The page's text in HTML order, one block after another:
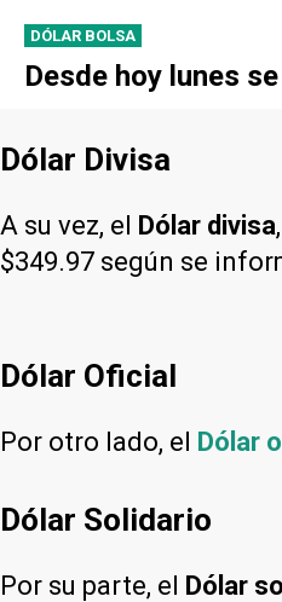
DÓLAR BOLSA
Desde hoy lunes
Dólar Divisa
A su vez, el Dólar divisa
$349.97 según se
Dólar Oficial
Por otro lado, el Dólar
Dólar Solidario
Por su parte, el Dólar